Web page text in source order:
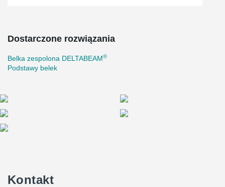
Dostarczone rozwiązania
Belka zespolona DELTABEAM®
Podstawy belek
Kontakt